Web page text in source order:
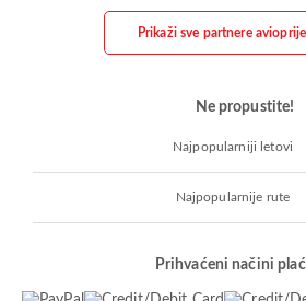
Prikaži sve partnere
Ne propustite!
Najpopularniji letovi
Najpopularnije rute
Prihvaćeni načini